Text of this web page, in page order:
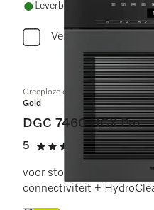
Leverbaar uit voorraad met
Vergelijken
Greeploze combi-stoomoven
Gold
DGC 7460 HCX Pro
5
5 sterren op 5
(3
voor stoomkoken, bakken,
connectiviteit +